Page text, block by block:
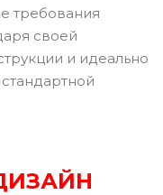
требования
своей
и идеально